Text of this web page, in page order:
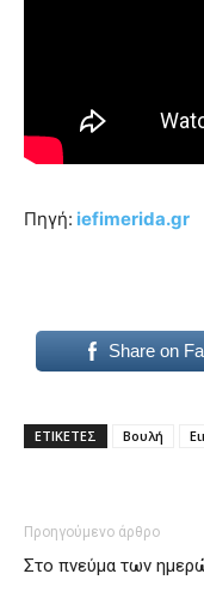
Πηγή: iefimerida.gr
Share on
ΕΤΙΚΕΤΕΣ Βουλή
Προηγούμενο άρθρο
Στο πνεύμα των